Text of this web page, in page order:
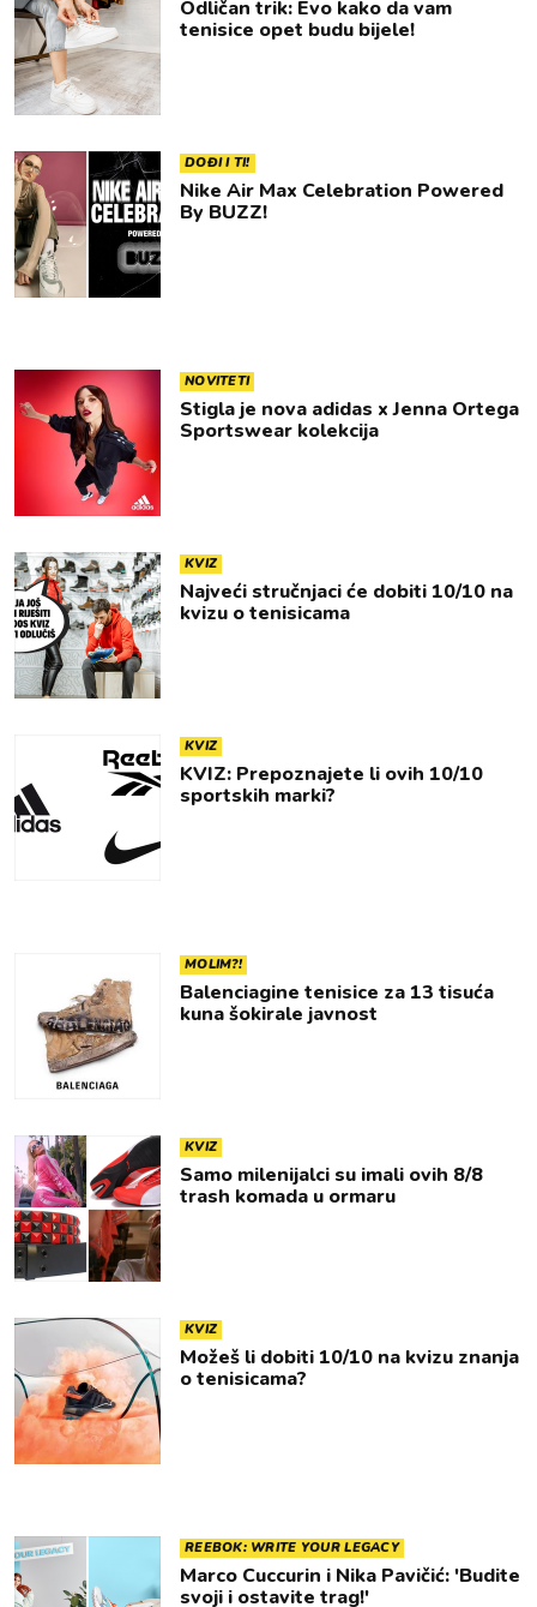
Odličan trik: Evo kako da vam
tenisice opet budu bijele!
DOĐI I TI!
Nike Air Max Celebration Powered
By BUZZ!
NOVITETI
Stigla je nova adidas x Jenna Ortega
Sportswear kolekcija
KVIZ
Najveći stručnjaci će dobiti 10/10 na
kvizu o tenisicama
KVIZ
KVIZ: Prepoznajete li ovih 10/10
sportskih marki?
MOLIM?!
Balenciagine tenisice za 13 tisuća
kuna šokirale javnost
KVIZ
Samo milenijalci su imali ovih 8/8
trash komada u ormaru
KVIZ
Možeš li dobiti 10/10 na kvizu znanja
o tenisicama?
REEBOK: WRITE YOUR LEGACY
Marco Cuccurin i Nika Pavičić: 'Budite
svoji i ostavite trag!'